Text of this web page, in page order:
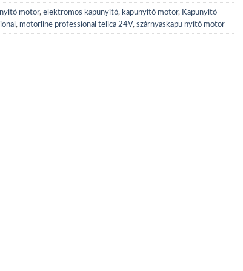
motor, elektromos kapunyitó, kapunyitó motor, Kapunyitó
, motorline professional telica 24V, szárnyaskapu nyitó motor